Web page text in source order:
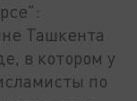
Ташкента
в котором у
по